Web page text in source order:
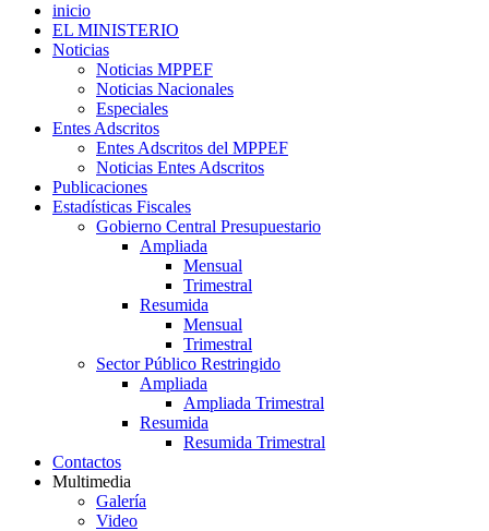
inicio
EL MINISTERIO
Noticias
Noticias MPPEF
Noticias Nacionales
Especiales
Entes Adscritos
Entes Adscritos del MPPEF
Noticias Entes Adscritos
Publicaciones
Estadísticas Fiscales
Gobierno Central Presupuestario
Ampliada
Mensual
Trimestral
Resumida
Mensual
Trimestral
Sector Público Restringido
Ampliada
Ampliada Trimestral
Resumida
Resumida Trimestral
Contactos
Multimedia
Galería
Video